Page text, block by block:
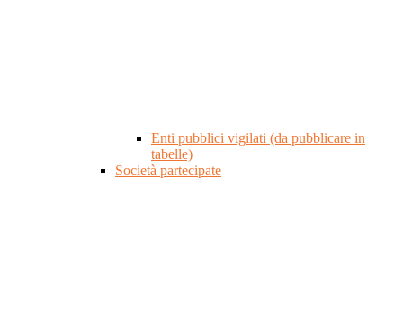
Enti pubblici vigilati (da pubblicare in
tabelle)
Società partecipate